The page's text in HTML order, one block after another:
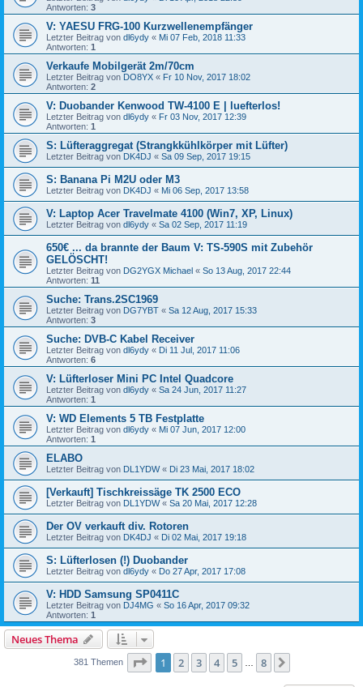
Antworten: 3
V: YAESU FRG-100 Kurzwellenempfänger
Letzter Beitrag von dl6ydy « Mi 07 Feb, 2018 11:33
Antworten: 1
Verkaufe Mobilgerät 2m/70cm
Letzter Beitrag von DO8YX « Fr 10 Nov, 2017 18:02
Antworten: 2
V: Duobander Kenwood TW-4100 E | luefterlos!
Letzter Beitrag von dl6ydy « Fr 03 Nov, 2017 12:39
Antworten: 1
S: Lüfteraggregat (Strangkkühlkörper mit Lüfter)
Letzter Beitrag von DK4DJ « Sa 09 Sep, 2017 19:15
S: Banana Pi M2U oder M3
Letzter Beitrag von DK4DJ « Mi 06 Sep, 2017 13:58
V: Laptop Acer Travelmate 4100 (Win7, XP, Linux)
Letzter Beitrag von dl6ydy « Sa 02 Sep, 2017 11:19
650€ ... da brannte der Baum V: TS-590S mit Zubehör
GELÖSCHT!
Letzter Beitrag von DG2YGX Michael « So 13 Aug, 2017 22:44
Antworten: 11
Suche: Trans.2SC1969
Letzter Beitrag von DG7YBT « Sa 12 Aug, 2017 15:33
Antworten: 3
Suche: DVB-C Kabel Receiver
Letzter Beitrag von dl6ydy « Di 11 Jul, 2017 11:06
Antworten: 6
V: Lüfterloser Mini PC Intel Quadcore
Letzter Beitrag von dl6ydy « Sa 24 Jun, 2017 11:27
Antworten: 1
V: WD Elements 5 TB Festplatte
Letzter Beitrag von dl6ydy « Mi 07 Jun, 2017 12:00
Antworten: 1
ELABO
Letzter Beitrag von DL1YDW« Di 23 Mai, 2017 18:02
[Verkauft] Tischkreissäge TK 2500 ECO
Letzter Beitrag von DL1YDW« Sa 20 Mai, 2017 12:28
Der OV verkauft div. Rotoren
Letzter Beitrag von DK4DJ « Di 02 Mai, 2017 19:18
S: Lüfterlosen (!) Duobander
Letzter Beitrag von dl6ydy « Do 27 Apr, 2017 17:08
V: HDD Samsung SP0411C
Letzter Beitrag von DJ4MG « So 16 Apr, 2017 09:32
Antworten: 1
Neues Thema
381 Themen Seite 1von
1 2 3 4 5 8